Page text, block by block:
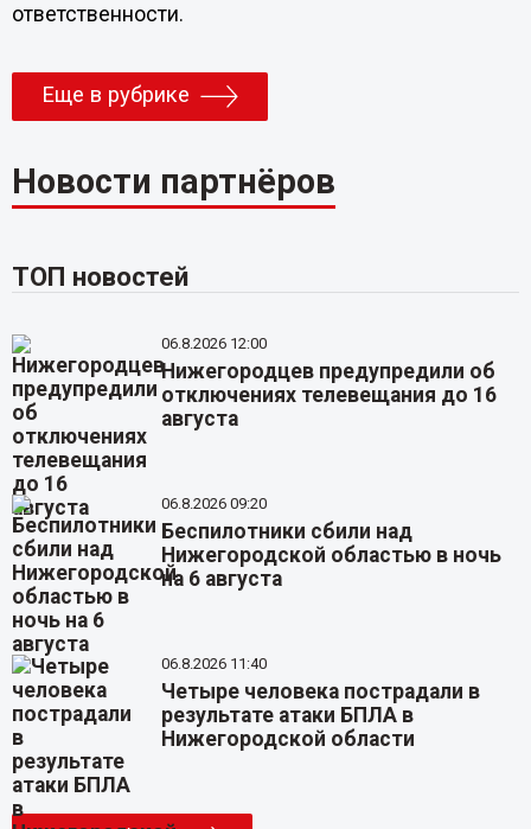
ответственности.
Еще в рубрике
Новости партнёров
ТОП новостей
06.8.2026 12:00
Нижегородцев предупредили об
отключениях телевещания до 16
августа
06.8.2026 09:20
Беспилотники сбили над
Нижегородской областью в ночь
на 6 августа
06.8.2026 11:40
Четыре человека пострадали в
результате атаки БПЛА в
Нижегородской области